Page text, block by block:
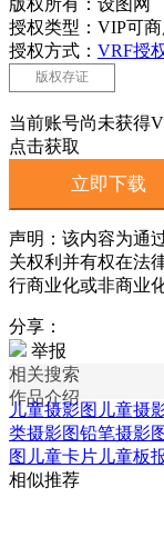
授权类型：VIP可商
授权方式： VRF授
版权存证
当前账号尚未获得
点击获取
立即下载
声明：该内容为通
关权利并有权在法
行商业化或非商业
分享：
举报
相关搜索
作品介绍
儿童摄影图 儿童摄
类摄影图铅笔摄影
图 儿童卡片 儿童板
相似推荐